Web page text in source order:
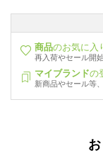
商品のお気に入
再入荷やセール開
マイブランドの
新商品やセール等